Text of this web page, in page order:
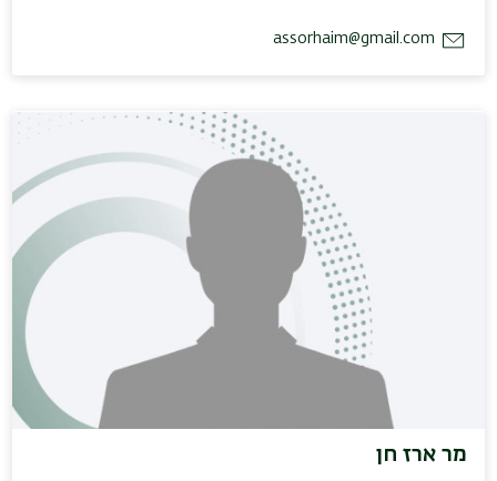
assorhaim@gmail.com
מר ארז חן